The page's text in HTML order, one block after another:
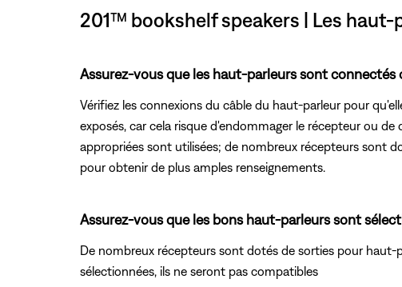
201™ bookshelf speakers | Les
Assurez-vous que les haut-parleurs sont
Vérifiez les connexions du câble du haut-parleur pour
exposés, car cela risque d'endommager le récepteur ou
appropriées sont utilisées; de nombreux récepteurs sont
pour obtenir de plus amples renseignements.
Assurez-vous que les bons haut-parleurs sont
De nombreux récepteurs sont dotés de sorties pour
sélectionnées, ils ne seront pas compatibles